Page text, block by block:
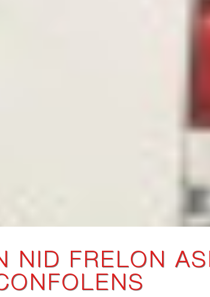
NID FRELON